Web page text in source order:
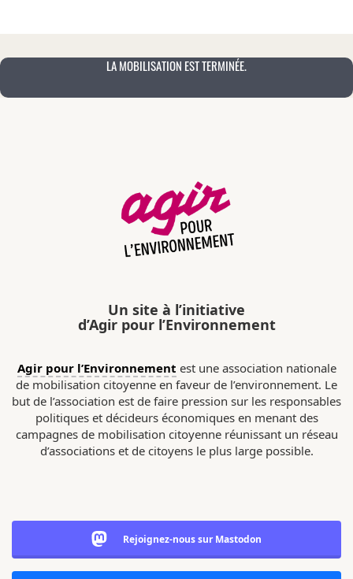
LA MOBILISATION EST TERMINÉE.
Un site à l’initiative
d’Agir pour l’Environnement
Agir pour l’Environnement est une association nationale
de mobilisation citoyenne en faveur de l’environnement. Le
but de l’association est de faire pression sur les responsables
politiques et décideurs économiques en menant des
campagnes de mobilisation citoyenne réunissant un réseau
d’associations et de citoyens le plus large possible.
Rejoignez-nous sur Mastodon